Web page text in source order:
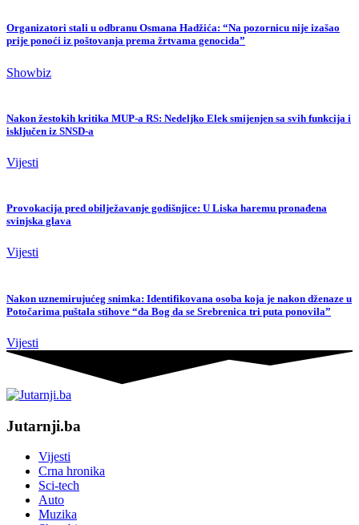
Organizatori stali u odbranu Osmana Hadžića: “Na pozornicu nije izašao
prije ponoći iz poštovanja prema žrtvama genocida”
Showbiz
Nakon žestokih kritika MUP-a RS: Nedeljko Elek smijenjen sa svih funkcija i
isključen iz SNSD-a
Vijesti
Provokacija pred obilježavanje godišnjice: U Liska haremu pronađena
svinjska glava
Vijesti
Nakon uznemirujućeg snimka: Identifikovana osoba koja je nakon dženaze u
Potočarima puštala stihove “da Bog da se Srebrenica tri puta ponovila”
Vijesti
Jutarnji.ba
Vijesti
Crna hronika
Sci-tech
Auto
Muzika